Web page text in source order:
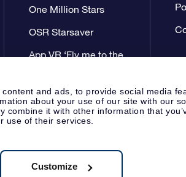
and ads, to provide social media
about your use of our site with our
combine it with other information that
use of their services.
Customize
One Million Stars
OSR Starsaver
App VR ‘Fly me to the
Pagina